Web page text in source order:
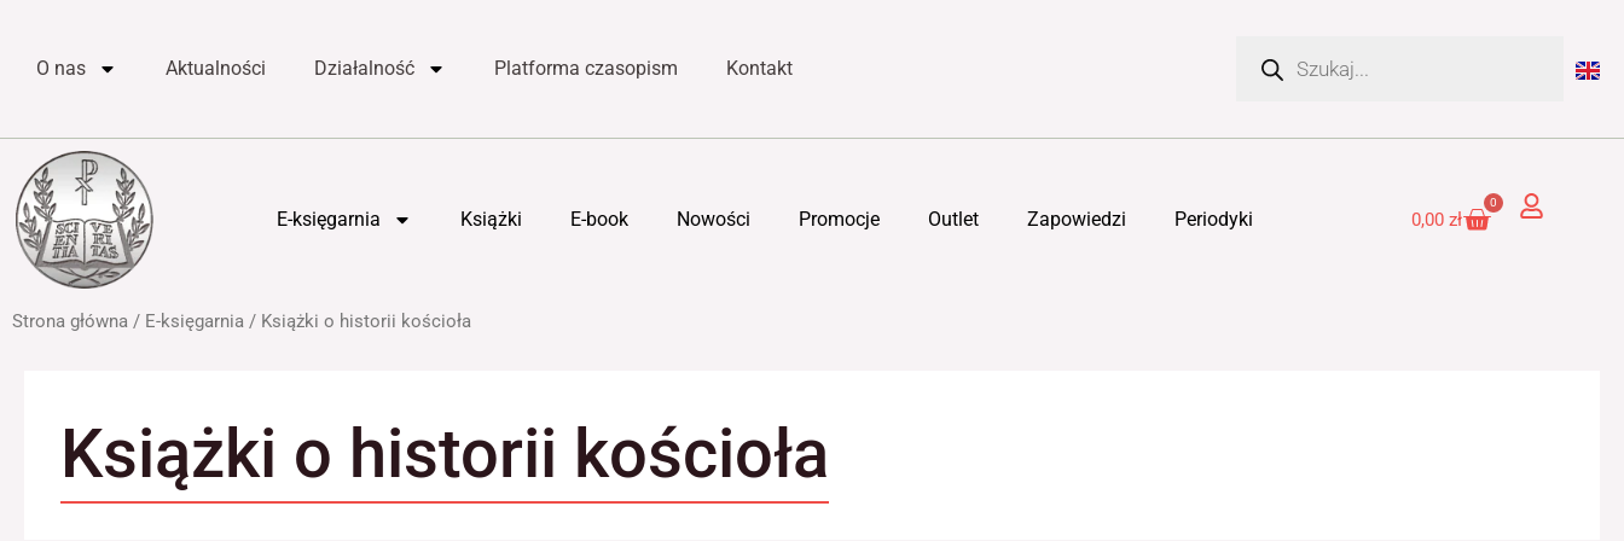
treściO nas Aktualności Działalność Platforma czasopism Kontakt
E-księgarnia Książki E-book Nowości Promocje Outlet Zapowiedzi Periodyki 0,00zł
0
Cart
Strona główna / E-księgarnia / Książki o historii kościoła
Książki o historii kościoła